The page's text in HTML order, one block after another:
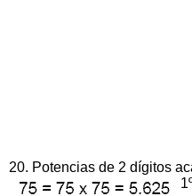
20. Potencias de 2 dígitos